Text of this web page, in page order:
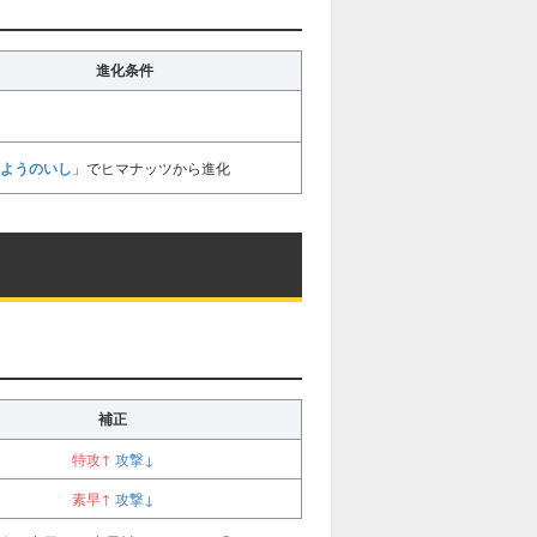
進化条件
うのいし 」でヒマナッツから進化
補正
特攻↑ 攻撃↓
素早↑ 攻撃↓